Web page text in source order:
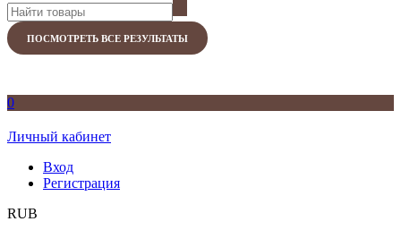
ПОСМОТРЕТЬ ВСЕ РЕЗУЛЬТАТЫ
0
Личный кабинет
Вход
Регистрация
RUB